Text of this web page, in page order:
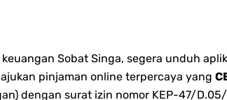
Sobat Singa, segera unduh
pinjaman online terpercaya yang
dengan surat izin nomor KEP-47/